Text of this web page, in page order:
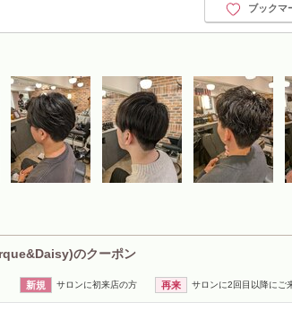
ブックマ
のクーポン
新規 サロンに初来店の方 再来 サロンに2回目以降にご